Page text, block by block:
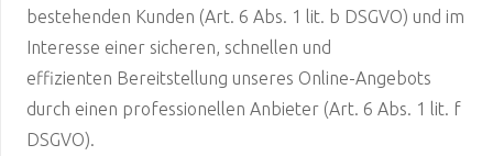
bestehenden Kunden (Art. 6 Abs. 1 lit. b DSGVO) und im
Interesse einer sicheren, schnellen und
effizienten Bereitstellung unseres Online-Angebots
durch einen professionellen Anbieter (Art. 6 Abs. 1 lit. f
DSGVO).